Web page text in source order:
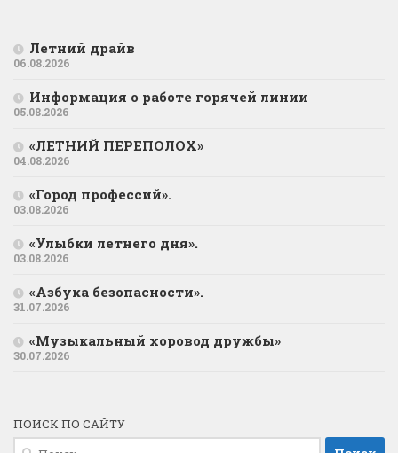
Летний драйв
06.08.2026
Информация о работе горячей линии
05.08.2026
«ЛЕТНИЙ ПЕРЕПОЛОХ»
04.08.2026
«Город профессий».
03.08.2026
«Улыбки летнего дня».
03.08.2026
«Азбука безопасности».
31.07.2026
«Музыкальный хоровод дружбы»
30.07.2026
ПОИСК ПО САЙТУ
Найти: